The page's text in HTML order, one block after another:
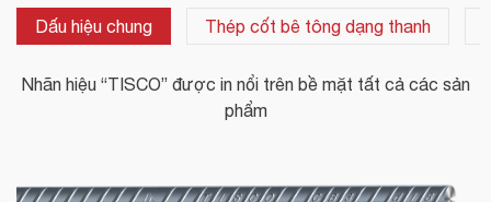
Dấu hiệu chung Thép cốt bê tông dạng thanh
Nhãn hiệu “TISCO” được in nổi trên bề mặt tất cả các sản
phẩm